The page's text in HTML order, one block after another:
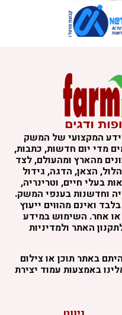
המקצועי של המשק
מדי יום חדשות, כתבות,
מהארץ ומהעולם, לצד
הצאן, הדגה, גידול
בעלי חיים, וטרינריה,
וחדשנות בענפי המשק.
ואינם מהווים ייעוץ
או אחר. השימוש במידע
האתר ולמדיניות
באתר תוכן או צילום
באמצעות עמוד יצירת